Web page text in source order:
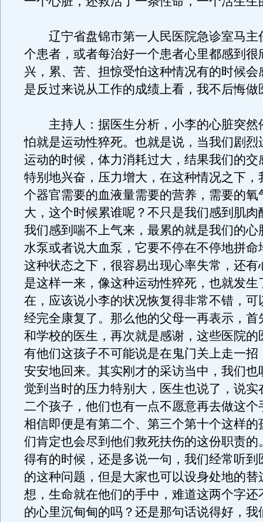
辽宁省盘锦市第一人民医院急诊室马主
个患者，或者每治好一个患者心里都感到很
兴，累、苦、担惊受怕这种情况有的时候会
是反过来说从工作的成绩上看，我不后悔做
主持人：据医生分析，小李的心脏突然
怕就是运动性猝死。也就是说，当我们剧烈
运动的时候，体力消耗过大，结果我们的交
特别地兴奋，压力增大，在这种情况之下，
个器官需要的血液量需要的营养，需要的氧
大，这个时候累谁呢？不只是我们感到肌肉
我们感到喘不上气来，最累的就是我们的心
水泵或者说大血泵，它要不停在不停地拼命
这种状态之下，很容易出现心率失常，还有
是这样一来，像这种运动性猝死，也就发生
在，应该说小李的状况恢复得非常不错，可
经完全康复了。那么他的父母一再表示，首
和学校的医生，再次就是感谢，这些医院的
有他们这孩子不可能说是在鬼门关上走一招
安安地回来。其实刚才的采访当中，我们也
觉到当时的压力特别大，医生也说了，说实
二个孩子，他们也有一点不愿意再去做这个
相信即便是有第二个、第三个第十个这样的
们肯定也会尽到他们救死扶伤的这份职责的
得有的时候，还是多说一句，我们经常听到
的这种问题，但是大家也可以设身处地的替
想，生命就在他们的手中，难道这两个字还
的心里沉甸甸的吗？还是那句话说得好，我